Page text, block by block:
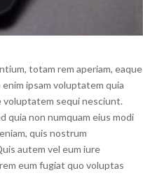
totam rem aperiam, eaque
ipsam voluptatem quia
sequi nesciunt.
quia non numquam eius modi
quis nostrum
autem vel eum iure
eum fugiat quo voluptas